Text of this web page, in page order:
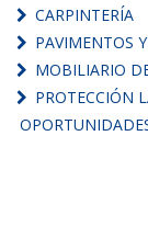
CARPINTERÍA
PAVIMENTOS
MOBILIARIO
PROTECCIÓN